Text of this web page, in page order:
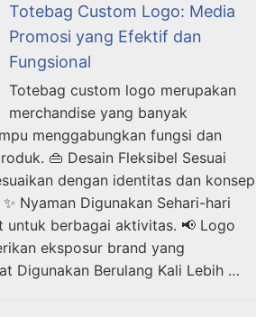
Totebag Custom Logo: Media
Promosi yang Efektif dan
Fungsional
Totebag custom logo merupakan
merchandise yang banyak
menggabungkan fungsi dan
👜 Desain Fleksibel Sesuai
dengan identitas dan konsep
Nyaman Digunakan Sehari-hari
untuk berbagai aktivitas. 📢 Logo
eksposur brand yang
Digunakan Berulang Kali Lebih …